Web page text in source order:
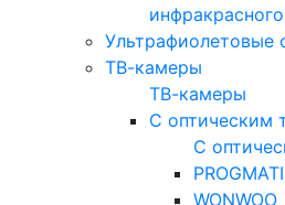
Ультрафиолетовые
ТВ-камеры
ТВ-камеры
С оптическим
С
WONWOO